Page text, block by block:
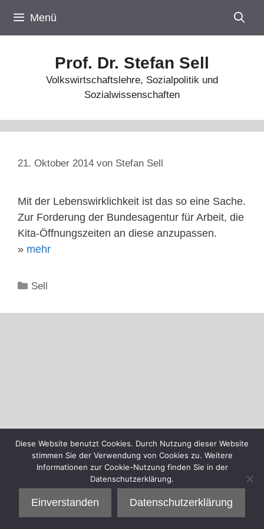
Inhalt
springen
Menü
Prof. Dr. Stefan Sell
Volkswirtschaftslehre, Sozialpolitik und
Sozialwissenschaften
21. Oktober 2014 von Stefan Sell
Mit der Lebenswirklichkeit ist das so eine Sache.
Zur Forderung der Bundesagentur für Arbeit, die
Kita-Öffnungszeiten an diese anzupassen.
» mehr
Kategorien
Sell
Diese Website benutzt Cookies. Durch Nutzung dieser Website
stimmen Sie der Verwendung von Cookies zu. Weitere
Informationen zur Cookie-Nutzung finden Sie in der
Datenschutzerklärung.
Einverstanden Datenschutzerklärung